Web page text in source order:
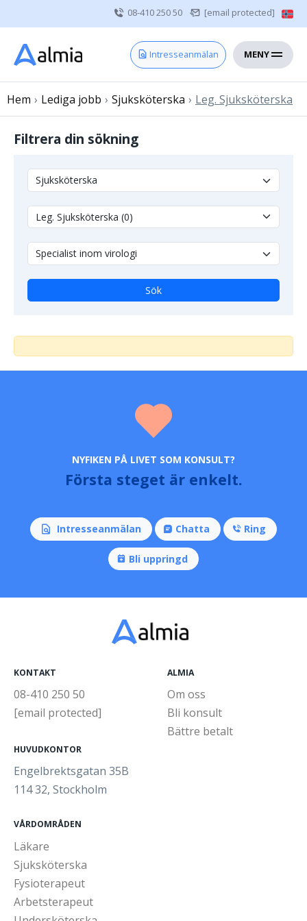
08-410 250 50 [email protected]
Intresseanmälan MENY
Hem
Vårdgivare
Om oss
Kontakt
Övrig vårdpersonal
Hem › Lediga jobb › Sjuksköterska › Leg. Sjuksköterska
Filtrera din sökning
Sök
NYFIKEN PÅ LIVET SOM KONSULT?
Första steget är enkelt.
Intresseanmälan Chatta Ring
Bli uppringd
KONTAKT
08-410 250 50
[email protected]
HUVUDKONTOR
Engelbrektsgatan 35B
114 32, Stockholm
ALMIA
Om oss
Bli konsult
Bättre betalt
VÅRDOMRÅDEN
Läkare
Sjuksköterska
Fysioterapeut
Arbetsterapeut